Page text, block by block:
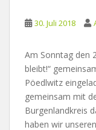
30. Juli 2018
Am Sonntag den
bleibt!“
Pöedlwitz
gemeinsam mit
Burgenlandkreis
haben wir